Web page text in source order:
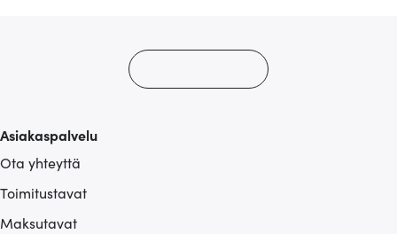
Asiakaspalvelu
Ota yhteyttä
Toimitustavat
Maksutavat